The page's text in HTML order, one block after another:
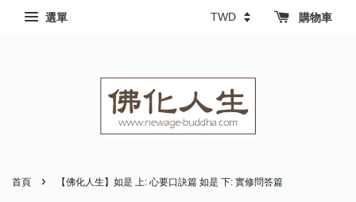
選單 購物車
首頁 › 【佛化人生】如是 上: 心要口訣篇 如是 下: 實修問答篇